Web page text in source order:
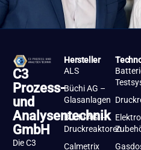
C3
Prozess-
und
Analysentechnik
GmbH
Die C3
Hersteller
ALS
Büchi AG –
Glasanlagen
Büchi AG –
Druckreaktoren
Calmetrix